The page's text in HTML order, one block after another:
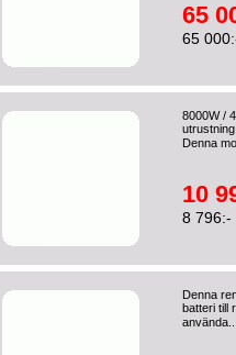
65
65
8000W /
Denna
10
8 796:-
Denna
batteri till